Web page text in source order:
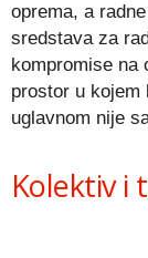
oprema, a
sredstava za
kompromise na
prostor u kojem
uglavnom nije
Kolektiv i